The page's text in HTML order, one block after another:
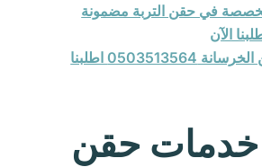
في حقن التربة مضمونة
امهر شركات حقن الخرسانة 0503513564 اطلبنا
حقن